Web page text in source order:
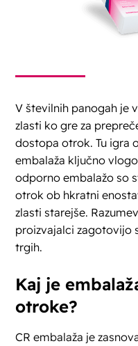
V številnih panogah je
zlasti ko gre za
dostopa otrok. Tu igra
embalaža ključno
odporno embalažo so
otrok ob hkratni
zlasti starejše.
proizvajalci zagotovijo
trgih.
Kaj je
otroke?
CR embalaža je